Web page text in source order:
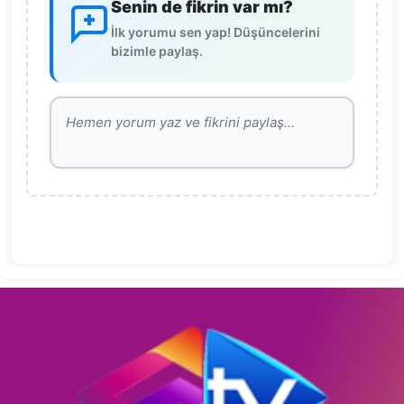
Senin de fikrin var mı?
İlk yorumu sen yap! Düşüncelerini
bizimle paylaş.